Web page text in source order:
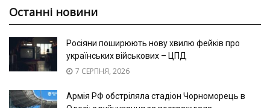
Останні новини
Росіяни поширюють нову хвилю фейків про
українських військових – ЦПД
7 СЕРПНЯ, 2026
Армія РФ обстріляла стадіон Чорноморець в